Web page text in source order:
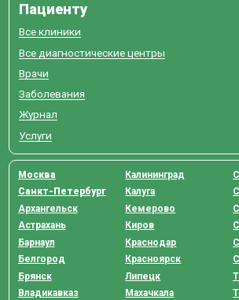
Пациенту
Все клиники
Все диагностические центры
Врачи
Заболевания
Журнал
Услуги
Москва
Санкт-Петербург
Архангельск
Астрахань
Барнаул
Белгород
Брянск
Владикавказ
Калининград
Калуга
Кемерово
Киров
Краснодар
Красноярск
Липецк
Махачкала